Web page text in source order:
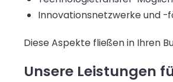
Innovationsnetzwerke und
Diese Aspekte fließen in Ihren
Unsere Leistungen